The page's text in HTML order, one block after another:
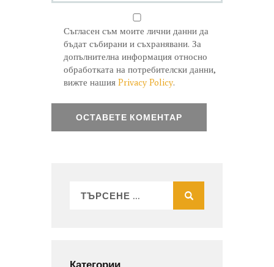
Съгласен съм моите лични данни да
бъдат събирани и съхранявани. За
допълнителна информация относно
обработката на потребителски данни,
вижте нашияPrivacy Policy.
Категории